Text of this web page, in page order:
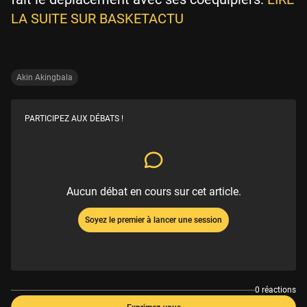
LA SUITE SUR BASKETACTU
Akin Akingbala
PARTICIPEZ AUX DÉBATS !
Aucun débat en cours sur cet article.
Soyez le premier à lancer une session
0 réactions